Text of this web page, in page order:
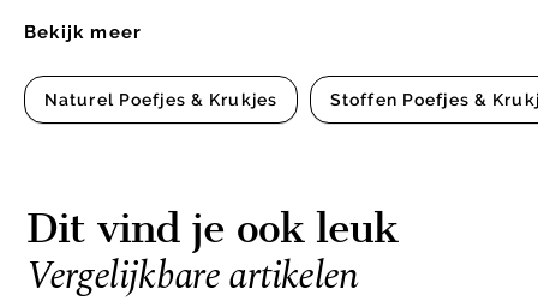
Bekijk meer
Naturel Poefjes & Krukjes Stoffen Poefjes &
Dit vind je ook leuk
Vergelijkbare artikelen